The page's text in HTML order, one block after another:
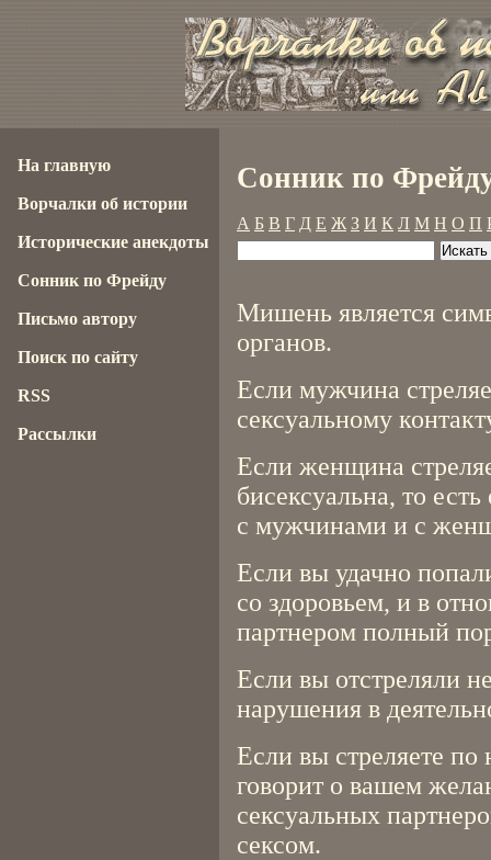
Сонник по
А Б В Г Д Е Ж З И К Л М Н О П
Мишень является
органов.
Если мужчина
сексуальному
Если женщина
бисексуальна, то
с мужчинами и с
Если вы удачно
со здоровьем, и в
партнером полный
Если вы отстреляли
нарушения в
Если вы стреляете
говорит о вашем
сексуальных
сексом.
На главную
Ворчалки об истории
Исторические анекдоты
Сонник по Фрейду
Письмо автору
Поиск по сайту
RSS
Рассылки